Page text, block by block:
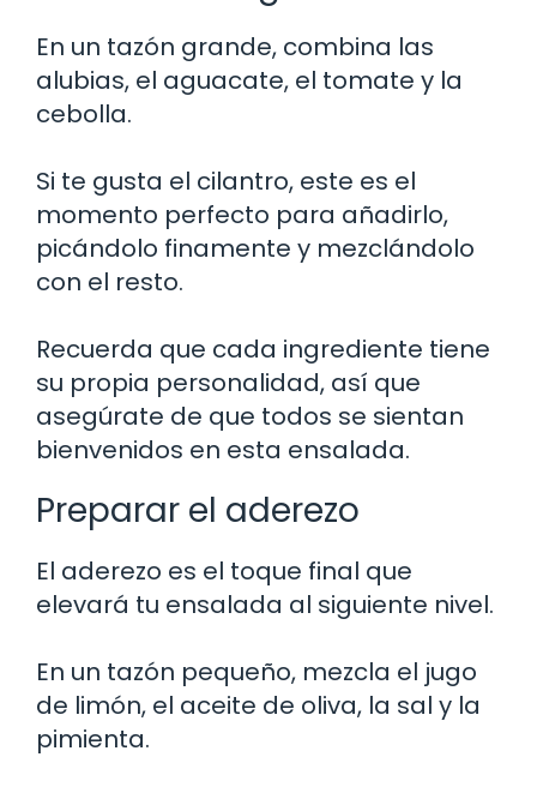
En un tazón grande, combina las
alubias, el aguacate, el tomate y la
cebolla.
Si te gusta el cilantro, este es el
momento perfecto para añadirlo,
picándolo finamente y mezclándolo
con el resto.
Recuerda que cada ingrediente tiene
su propia personalidad, así que
asegúrate de que todos se sientan
bienvenidos en esta ensalada.
Preparar el aderezo
El aderezo es el toque final que
elevará tu ensalada al siguiente nivel.
En un tazón pequeño, mezcla el jugo
de limón, el aceite de oliva, la sal y la
pimienta.